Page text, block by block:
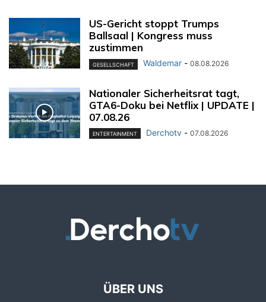
US-Gericht stoppt Trumps
Ballsaal | Kongress muss
zustimmen
GESELLSCHAFT Waldemar - 08.08.2026
Nationaler Sicherheitsrat tagt,
GTA6-Doku bei Netflix | UPDATE |
07.08.26
ENTERTAINMENT Derchotv - 07.08.2026
ÜBER UNS